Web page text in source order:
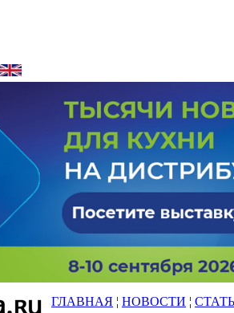
ГЛАВНАЯ ¦ НОВОСТИ ¦